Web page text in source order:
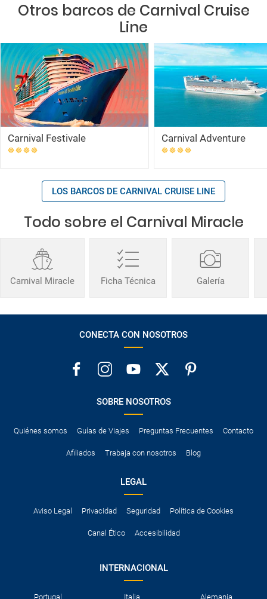
Otros barcos de Carnival Cruise
Line
Carnival Festivale Carnival Adventure
LOS BARCOS DE CARNIVAL CRUISE LINE
Todo sobre el Carnival Miracle
Carnival Miracle Ficha Técnica Galería
CONECTA CON NOSOTROS
SOBRE NOSOTROS
Quiénes somos Guías de Viajes Preguntas Frecuentes Contacto
Afiliados Trabaja con nosotros Blog
LEGAL
Aviso Legal Privacidad Seguridad Política de Cookies
Canal Ético Accesibilidad
INTERNACIONAL
Portugal Italia Alemania